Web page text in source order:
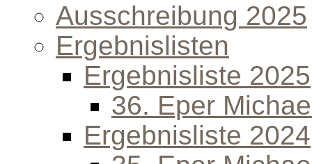
Ausschreibung 2025
Ergebnislisten
Ergebnisliste 2025
36. Eper
Ergebnisliste 2024